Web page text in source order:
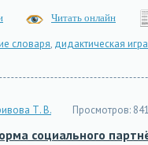
Читать онлайн
словаря, дидактическая игра
Т. В. Просмотров: 841
социального